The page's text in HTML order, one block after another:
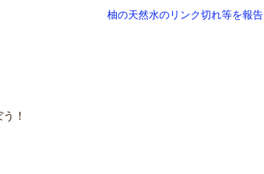
柚の天然水のリンク切れ等を報告
！